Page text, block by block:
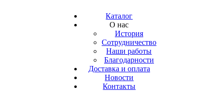
Каталог
О нас
История
Сотрудничество
Наши работы
Благодарности
Доставка и оплата
Новости
Контакты